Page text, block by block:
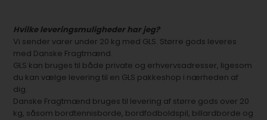
Hvilke leveringsmuligheder har jeg?
Vi sender varer under 20 kg med GLS. Større gods leveres
med Danske Fragtmænd.
GLS kan bruges til både private og erhvervsadresser, ligesom
du kan vælge levering til en GLS pakkeshop i nærheden af
dig.
Danske Fragtmænd bruges til levering af større gods over 20
kg, såsom bordtennisborde, bordfodboldspil, billardborde og